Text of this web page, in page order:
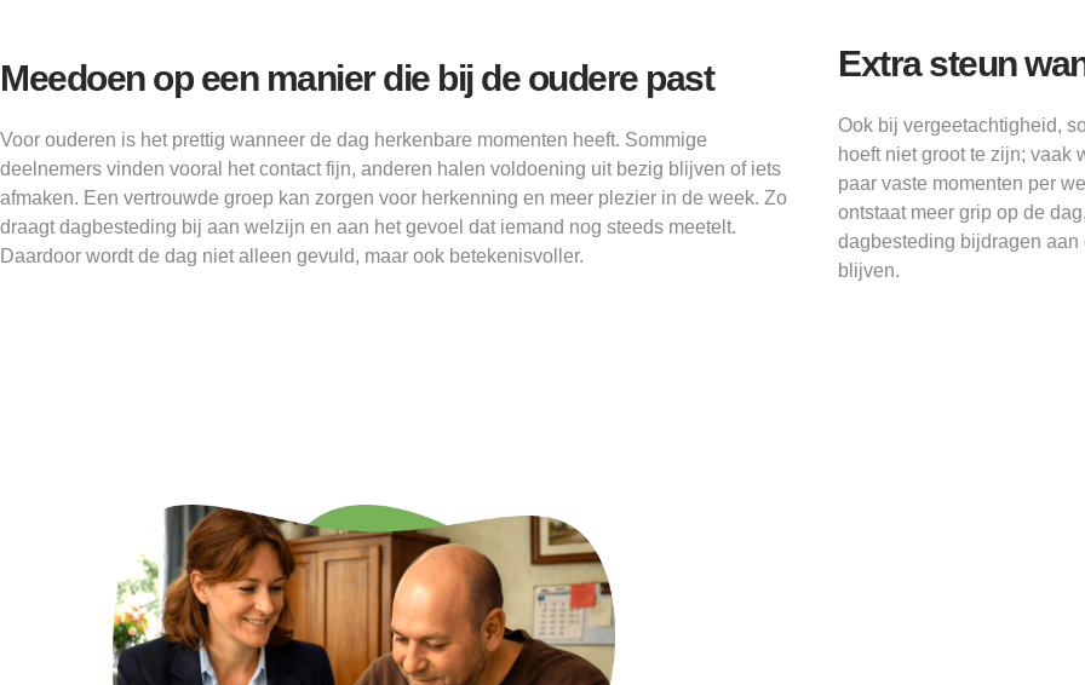
Meedoen op een manier die bij de oudere past
Voor ouderen is het prettig wanneer de dag herkenbare momenten heeft. Sommige
deelnemers vinden vooral het contact fijn, anderen halen voldoening uit bezig blijven of iets
afmaken. Een vertrouwde groep kan zorgen voor herkenning en meer plezier in de week. Zo
draagt dagbesteding bij aan welzijn en aan het gevoel dat iemand nog steeds meetelt.
Daardoor wordt de dag niet alleen gevuld, maar ook betekenisvoller.
Extra steun
Ook bij vergeetachtigheid,
hoeft niet groot te zijn; vaak
paar vaste momenten per
ontstaat meer grip op de
dagbesteding bijdragen
blijven.